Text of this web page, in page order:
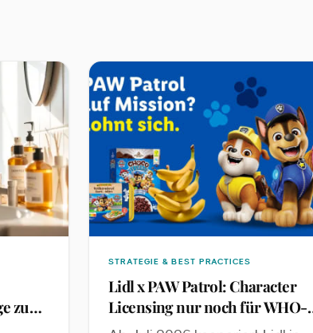
zum
STRATEGIE & BEST PRACTICES
Lidl x PAW Patrol: Character
Licensing nur noch für WHO-
konforme Eigenmarken